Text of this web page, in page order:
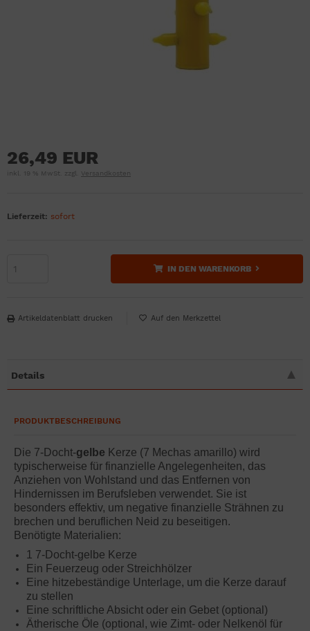
26,49 EUR
inkl. 19 % MwSt. zzgl. Versandkosten
Lieferzeit: sofort
IN DEN WARENKORB
Artikeldatenblatt drucken
Details
PRODUKTBESCHREIBUNG
Die 7-Docht-gelbe Kerze (7 Mechas amarillo) wird
typischerweise für finanzielle Angelegenheiten, das
Anziehen von Wohlstand und das Entfernen von
Hindernissen im Berufsleben verwendet. Sie ist
besonders effektiv, um negative finanzielle Strähnen zu
brechen und beruflichen Neid zu beseitigen.
Benötigte Materialien:
1 7-Docht-gelbe Kerze
Ein Feuerzeug oder Streichhölzer
Eine hitzebeständige Unterlage, um die Kerze darauf
zu stellen
Eine schriftliche Absicht oder ein Gebet (optional)
Ätherische Öle (optional, wie Zimt- oder Nelkenöl für